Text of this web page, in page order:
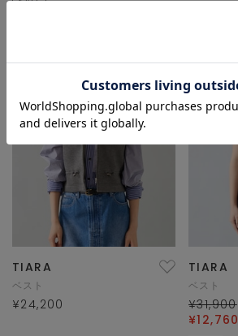
TIARA
ベスト
¥24,200
TIARA
ベスト
¥31,900
¥12,760